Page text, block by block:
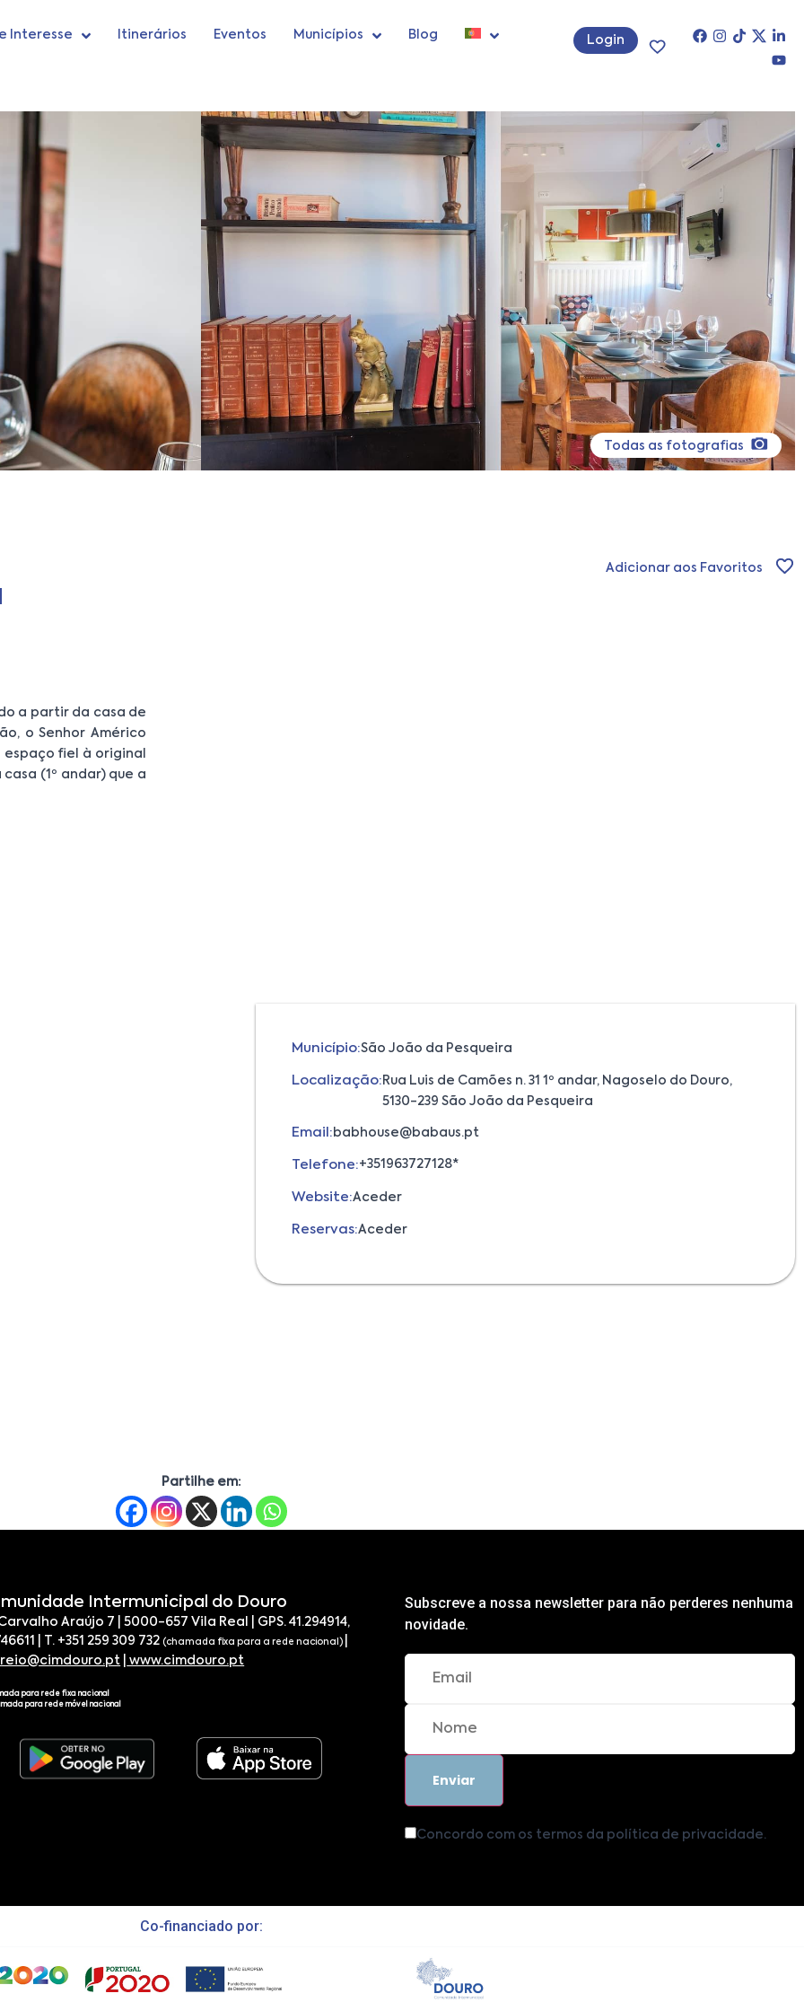
Interesse Itinerários Eventos Municípios Blog Login
Todas as fotografias
Adicionar aos Favoritos
a partir da casa de
o Senhor Américo
fiel à original
(1º andar) que a
Município:São João da Pesqueira
Localização: Rua Luis de Camões n. 31 1º andar, Nagoselo do Douro,
5130-239 São João da Pesqueira
Email: babhouse@babaus.pt
Telefone:+351963727128*
Website:Aceder
Reservas:Aceder
Partilhe em:
Intermunicipal do Douro
Araújo 7 | 5000-657 Vila Real | GPS. 41.294914,
| T. +351 259 309 732(chamada fixa para a rede nacional)
www.cimdouro.pt
para rede fixa nacional
para rede móvel nacional
Subscreve a nossa newsletter para não perderes nenhuma
novidade.
Concordo com os termos da política de privacidade.
Co-financiado por: